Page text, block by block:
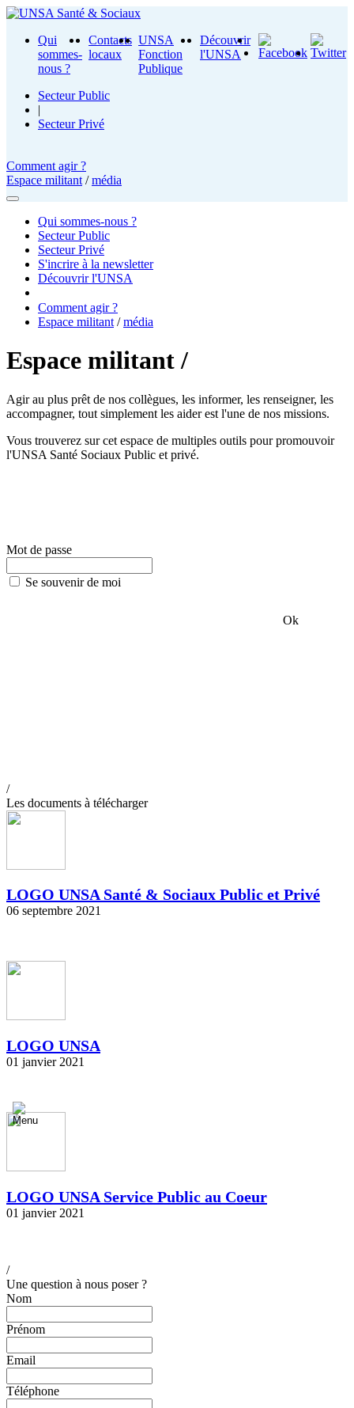
Qui
sommes-
nous ?
Contacts
locaux
UNSA
Fonction
Publique
Découvrir
l'UNSA
Secteur Public
|
Secteur Privé
Comment agir ?
Espace militant /média
Qui sommes-nous ?
Secteur Public
Secteur Privé
S'incrire à la newsletter
Découvrir l'UNSA
Comment agir ?
Espace militant /média
Espace militant /
Agir au plus prêt de nos collègues, les informer, les renseigner, les
accompagner, tout simplement les aider est l'une de nos missions.
Vous trouverez sur cet espace de multiples outils pour promouvoir
l'UNSA Santé Sociaux Public et privé.
Mot de passe
Se souvenir de moi
Ok
/
Les documents à télécharger
LOGO UNSA Santé & Sociaux Public et Privé
06 septembre 2021
LOGO UNSA
01 janvier 2021
LOGO UNSA Service Public au Coeur
01 janvier 2021
/
Une question à nous poser ?
Nom
Prénom
Email
Téléphone